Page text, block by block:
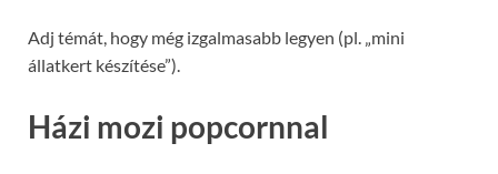
Adj témát, hogy még izgalmasabb legyen (pl. „mini
állatkert készítése”).
Házi mozi popcornnal